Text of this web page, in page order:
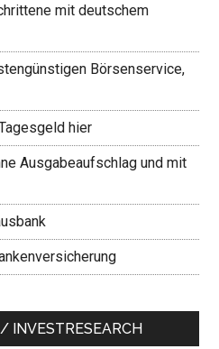
mit deutschem
Börsenservice,
hier
Ausgabeaufschlag und mit
INVESTRESEARCH